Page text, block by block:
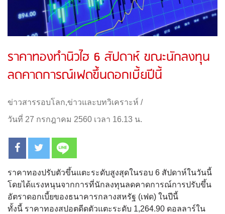
ราคาทองทำนิวไฮ 6 สัปดาห์ ขณะนักลงทุน
ลดคาดการณ์เฟดขึ้นดอกเบี้ยปีนี้
ข่าวสารรอบโลก,ข่าวและบทวิเคราะห์ /
วันที่ 27 กรกฎาคม 2560 เวลา 16.13 น.
ราคาทองปรับตัวขึ้นแตะระดับสูงสุดในรอบ 6 สัปดาห์ในวันนี้
โดยได้แรงหนุนจากการที่นักลงทุนลดคาดการณ์การปรับขึ้น
อัตราดอกเบี้ยของธนาคารกลางสหรัฐ (เฟด) ในปีนี้
ทั้งนี้ ราคาทองสปอตดีดตัวแตะระดับ 1,264.90 ดอลลาร์ใน